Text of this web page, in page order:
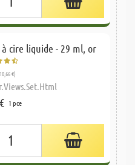
cire liquide - 29 ml, or
€)
1 pce